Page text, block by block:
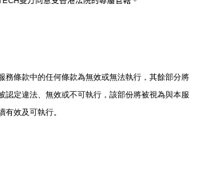
務條款中的任何條款為無效或無法執行，其餘部分將
認定違法、無效或不可執行，該部份將被視為與本服
有效及可執行。